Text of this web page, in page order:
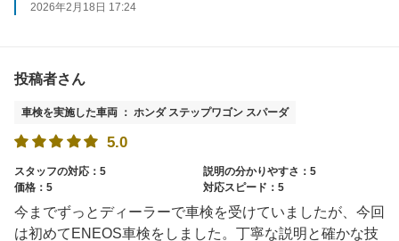
2026年2月18日 17:24
投稿者さん
車検を実施した車両 ： ホンダ ステップワゴン スパーダ
5.0
スタッフの対応：5
説明の分かりやすさ：5
価格：5
対応スピード：5
今までずっとディーラーで車検を受けていましたが、今回
は初めてENEOS車検をしました。丁寧な説明と確かな技